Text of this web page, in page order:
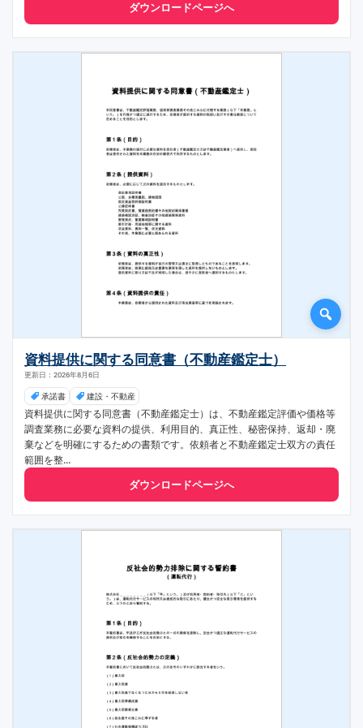
ダウンロードページへ
資料提供に関する同意書（不動産鑑定士）
更新日：2026年8月6日
承諾書 建設・不動産
資料提供に関する同意書（不動産鑑定士）は、不動産鑑定評価や価格等
調査業務に必要な資料の提供、利用目的、真正性、秘密保持、返却・廃
棄などを明確にするための書類です。依頼者と不動産鑑定士双方の責任
範囲を整...
ダウンロードページへ